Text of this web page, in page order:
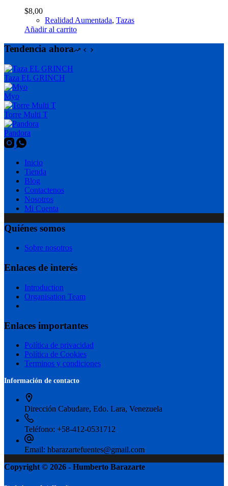
$8,00
Realidad Aumentada, Tazas
Añadir al carrito
Tendencia ahora
Taza EL GRINCH
Myo
Torre Multi T
Pandora
Inicio
Tienda
Blog
Contactenos
Nosotros
Mi Cuenta
Quiénes somos
Sobre nosotros
Enlaces de interés
Introduction
Organisation Team
Enlaces importantes
Política de privacidad
Política de Cookies
Terminos y condiciones
Información de contacto
Dirección Cabudare, Edo. Lara, Venezuela
Teléfono: +58-412-0531712
Email: hbarazartefuentes@gmail.com
Copyright © 2026 - Humberto Barazarte